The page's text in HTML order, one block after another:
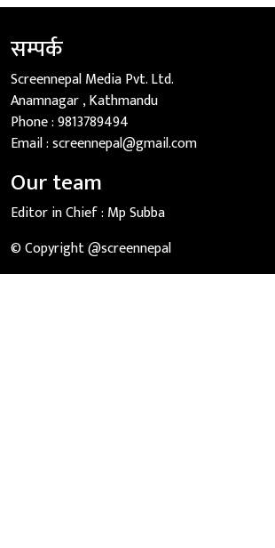
सम्पर्क
Screennepal Media Pvt. Ltd.
Anamnagar , Kathmandu
Phone :9813789494
Email :screennepal@gmail.com
Our team
Editor in Chief : Mp Subba
© Copyright @screennepal